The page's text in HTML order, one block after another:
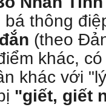
bá thông
(theo
khác,
khác với
"giết, giết